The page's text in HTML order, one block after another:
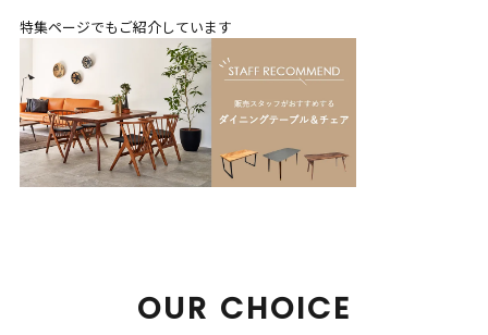
特集ページでもご紹介しています
OUR CHOICE